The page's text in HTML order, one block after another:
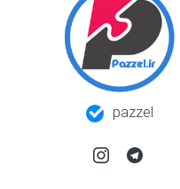
pazzel